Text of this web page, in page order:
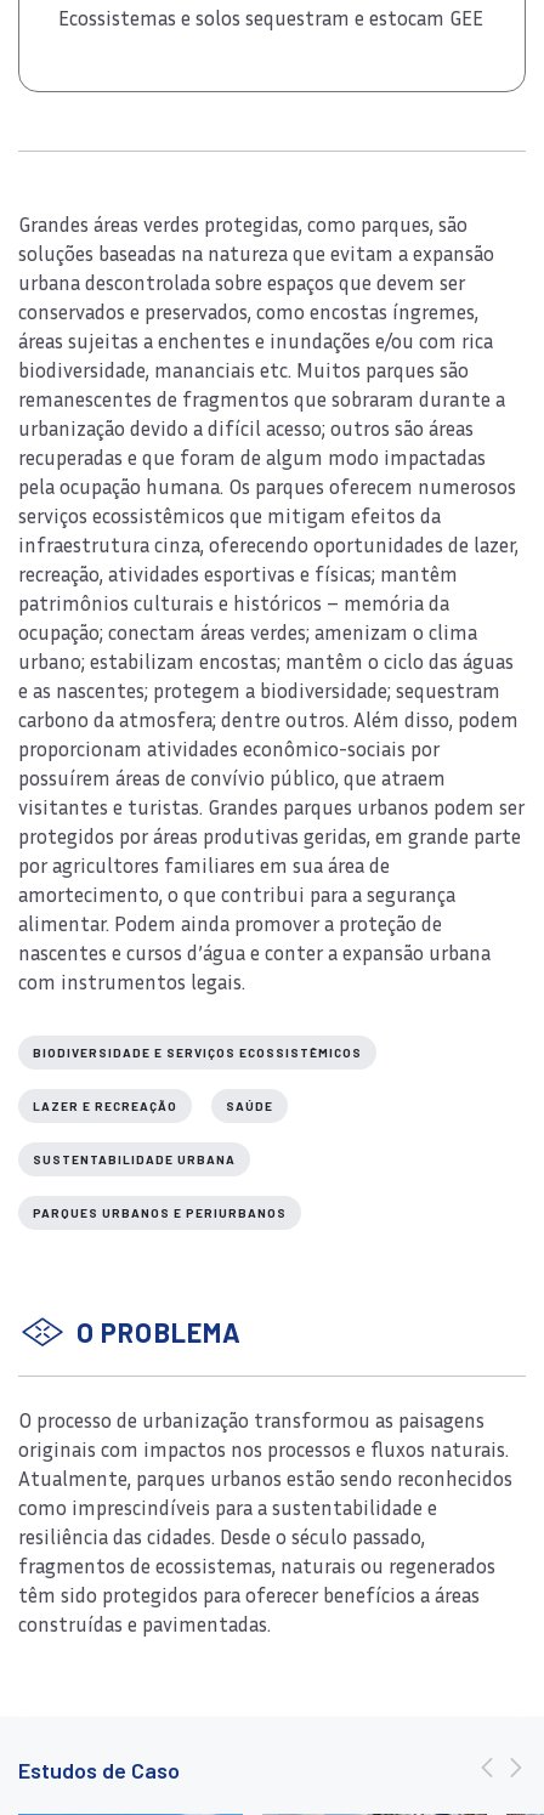
Ecossistemas e solos sequestram e estocam GEE
Grandes áreas verdes protegidas, como parques, são
soluções baseadas na natureza que evitam a expansão
urbana descontrolada sobre espaços que devem ser
conservados e preservados, como encostas íngremes,
áreas sujeitas a enchentes e inundações e/ou com rica
biodiversidade, mananciais etc. Muitos parques são
remanescentes de fragmentos que sobraram durante a
urbanização devido a difícil acesso; outros são áreas
recuperadas e que foram de algum modo impactadas
pela ocupação humana. Os parques oferecem numerosos
serviços ecossistêmicos que mitigam efeitos da
infraestrutura cinza, oferecendo oportunidades de lazer,
recreação, atividades esportivas e físicas; mantêm
patrimônios culturais e históricos – memória da
ocupação; conectam áreas verdes; amenizam o clima
urbano; estabilizam encostas; mantêm o ciclo das águas
e as nascentes; protegem a biodiversidade; sequestram
carbono da atmosfera; dentre outros. Além disso, podem
proporcionam atividades econômico-sociais por
possuírem áreas de convívio público, que atraem
visitantes e turistas. Grandes parques urbanos podem ser
protegidos por áreas produtivas geridas, em grande parte
por agricultores familiares em sua área de
amortecimento, o que contribui para a segurança
alimentar. Podem ainda promover a proteção de
nascentes e cursos d’água e conter a expansão urbana
com instrumentos legais.
BIODIVERSIDADE E SERVIÇOS ECOSSISTÊMICOS
LAZER E RECREAÇÃO SAÚDE
SUSTENTABILIDADE URBANA
PARQUES URBANOS E PERIURBANOS
O PROBLEMA
O processo de urbanização transformou as paisagens
originais com impactos nos processos e fluxos naturais.
Atualmente, parques urbanos estão sendo reconhecidos
como imprescindíveis para a sustentabilidade e
resiliência das cidades. Desde o século passado,
fragmentos de ecossistemas, naturais ou regenerados
têm sido protegidos para oferecer benefícios a áreas
construídas e pavimentadas.
Estudos de Caso